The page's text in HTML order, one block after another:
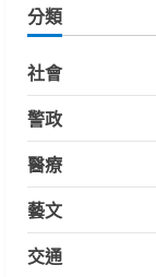
分類
社會
警政
醫療
藝文
交通